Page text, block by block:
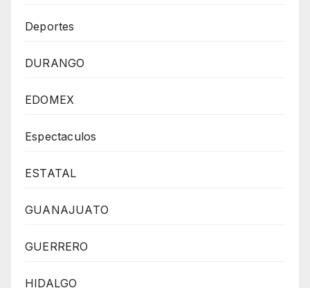
Deportes
DURANGO
EDOMEX
Espectaculos
ESTATAL
GUANAJUATO
GUERRERO
HIDALGO